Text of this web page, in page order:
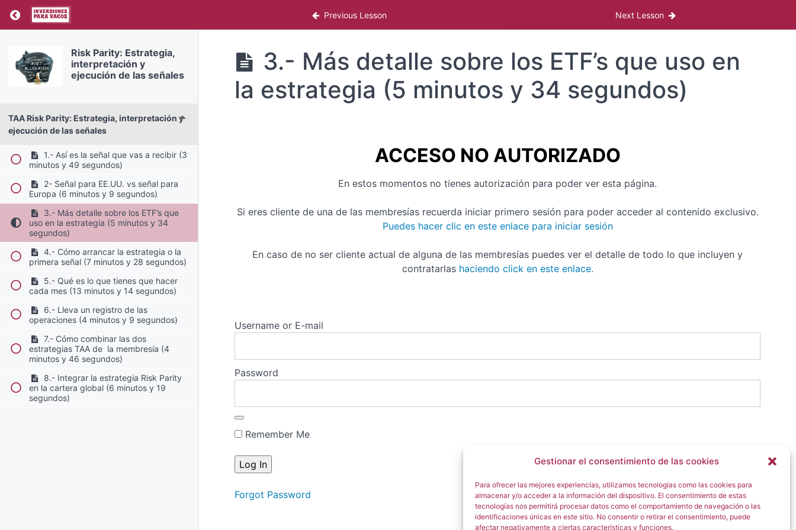
Gestionar el consentimiento de las cookies
Para ofrecer las mejores experiencias, utilizamos tecnologías como las cookies para
almacenar y/o acceder a la información del dispositivo. El consentimiento de estas
tecnologías nos permitirá procesar datos como el comportamiento de navegación o las
identificaciones únicas en este sitio. No consentir o retirar el consentimiento, puede
afectar negativamente a ciertas características y funciones.
Return to course: Risk Parity: Estrategia, interpretación y ejecución de las señales
Previous Lesson Next Lesson
Risk Parity: Estrategia,
interpretación y
ejecución de las señales
TAA Risk Parity: Estrategia, interpretación y
ejecución de las señales
1.- Así es la señal que vas a recibir (3
minutos y 49 segundos)
2- Señal para EE.UU. vs señal para
Europa (6 minutos y 9 segundos)
3.- Más detalle sobre los ETF’s que
uso en la estrategia (5 minutos y 34
segundos)
4.- Cómo arrancar la estrategia o la
primera señal (7 minutos y 28 segundos)
5.- Qué es lo que tienes que hacer
cada mes (13 minutos y 14 segundos)
6.- Lleva un registro de las
operaciones (4 minutos y 9 segundos)
7.- Cómo combinar las dos
estrategias TAA de la membresía (4
minutos y 46 segundos)
8.- Integrar la estrategia Risk Parity
en la cartera global (6 minutos y 19
segundos)
3.- Más detalle sobre los ETF’s que uso en
la estrategia (5 minutos y 34 segundos)
ACCESO NO AUTORIZADO
En estos momentos no tienes autorización para poder ver esta página.
Si eres cliente de una de las membresías recuerda iniciar primero sesión para poder acceder al contenido exclusivo.
Puedes hacer clic en este enlace para iniciar sesión
En caso de no ser cliente actual de alguna de las membresías puedes ver el detalle de todo lo que incluyen y
contratarlas haciendo click en este enlace.
Username or E-mail
Password
Remember Me
Forgot Password